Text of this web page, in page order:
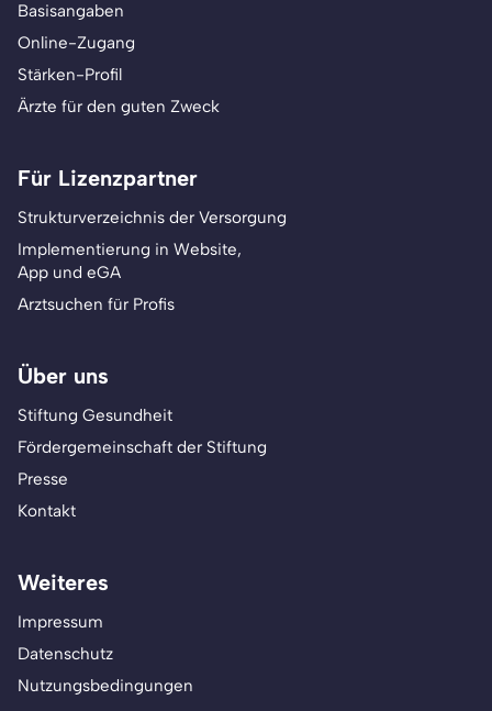
Basisangaben
Online-Zugang
Stärken-Profil
Ärzte für den guten Zweck
Für Lizenzpartner
Strukturverzeichnis der Versorgung
Implementierung in Website,
App und eGA
Arztsuchen für Profis
Über uns
Stiftung Gesundheit
Fördergemeinschaft der Stiftung
Presse
Kontakt
Weiteres
Impressum
Datenschutz
Nutzungsbedingungen